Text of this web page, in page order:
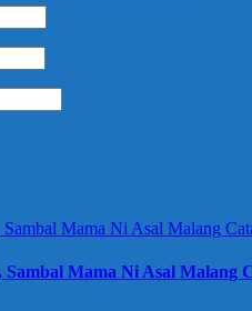
Mama Ni Asal Malang